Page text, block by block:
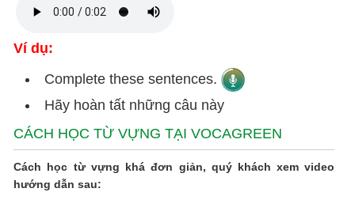
Ví dụ:
Complete these sentences.
Hãy hoàn tất những câu này
CÁCH HỌC TỪ VỰNG TẠI VOCAGREEN
Cách học từ vựng khá đơn giản, quý khách xem video
hướng dẫn sau: